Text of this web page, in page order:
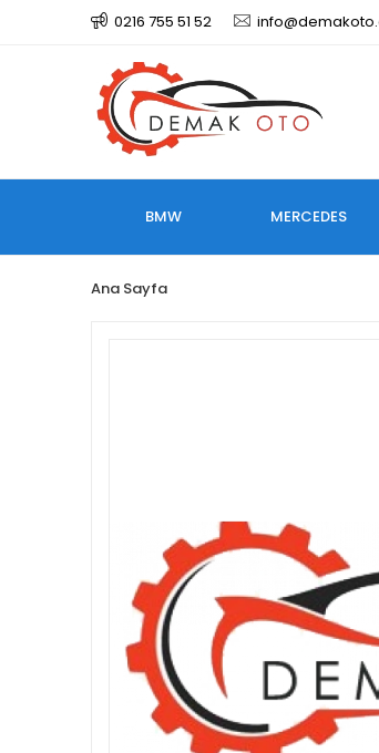
0216 755 51 52
BMW MERCEDES
Ana Sayfa